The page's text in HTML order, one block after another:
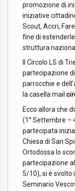
promozione di
iniziative
Scout, Accri,
fine di
struttura
Il Circolo LS di
partecipazione
parrocchie e
la casella mail
Ecco allora che
(1° Settembre –
partecipata
Chiesa di San
Ortodossa lo
partecipazione
5/10), si è svolto
Seminario